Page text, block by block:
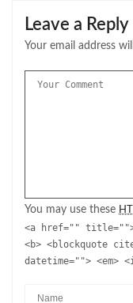
Leave a Reply
Your email address
You may use these
<a href=""
<b> <blockquote
datetime=""> <em>